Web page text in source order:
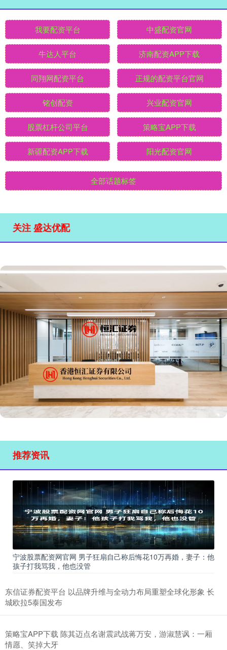
我要配资平台 中盛配资官网
牛达人平台 济南配资APP下载
同翔网配资平台 正规的配资平台官网
铭创配资 兴业配资官网
股票杠杆公司平台 策略宝APP下载
新疆配资APP下载 阳光配资官网
全部话题标签
关注 盛达优配
推荐资讯
宁波股票配资网官网 男子狂扇自己称后悔花10万再婚，妻子：他
孩子打我骂我，他也没管
东信证券配资平台 以品牌升维与全动力布局重塑全球化形象 长
城欧拉5泰国发布
策略宝APP下载 陈其迈点名谢震武战蒋万安，游淑慧讽：一厢
情愿、笑掉大牙